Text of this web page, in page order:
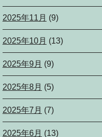
2025年11月 (9)
2025年10月 (13)
2025年9月 (9)
2025年8月 (5)
2025年7月 (7)
2025年6月 (13)